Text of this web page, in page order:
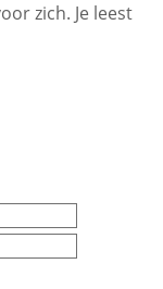
zich. Je leest